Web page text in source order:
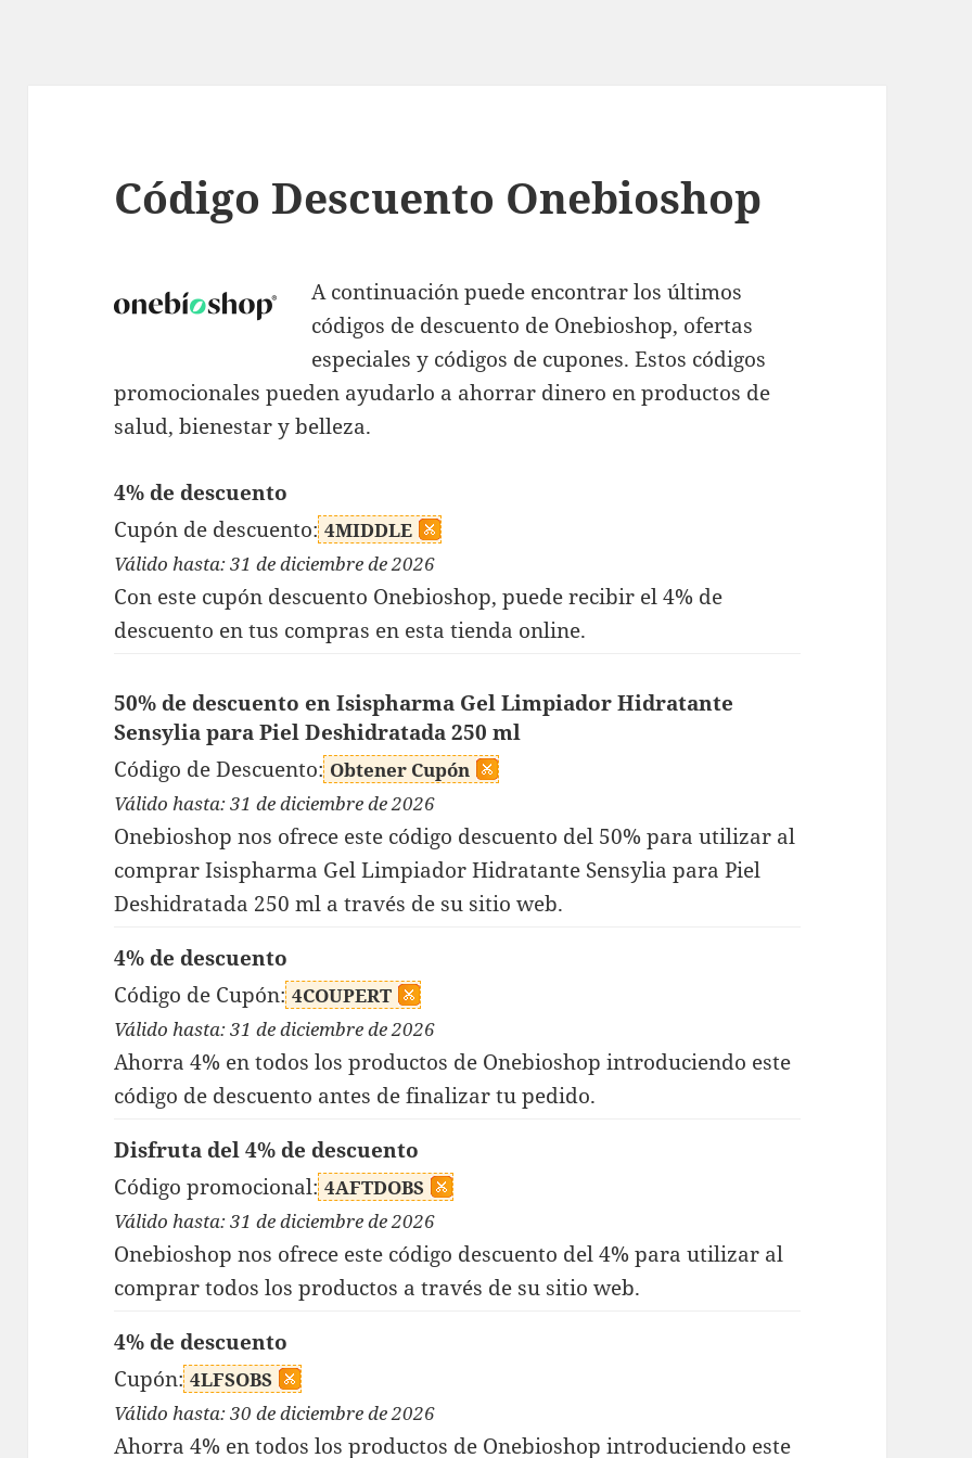
Código Descuento Onebioshop
A continuación puede encontrar los últimos
códigos de descuento de Onebioshop, ofertas
especiales y códigos de cupones. Estos códigos
promocionales pueden ayudarlo a ahorrar dinero en productos de
salud, bienestar y belleza.
4% de descuento
Cupón de descuento: 4MIDDLE
Válido hasta: 31 de diciembre de 2026
Con este cupón descuento Onebioshop, puede recibir el 4% de
descuento en tus compras en esta tienda online.
50% de descuento en Isispharma Gel Limpiador Hidratante
Sensylia para Piel Deshidratada 250 ml
Código de Descuento: Obtener Cupón
Válido hasta: 31 de diciembre de 2026
Onebioshop nos ofrece este código descuento del 50% para utilizar al
comprar Isispharma Gel Limpiador Hidratante Sensylia para Piel
Deshidratada 250 ml a través de su sitio web.
4% de descuento
Código de Cupón: 4COUPERT
Válido hasta: 31 de diciembre de 2026
Ahorra 4% en todos los productos de Onebioshop introduciendo este
código de descuento antes de finalizar tu pedido.
Disfruta del 4% de descuento
Código promocional: 4AFTDOBS
Válido hasta: 31 de diciembre de 2026
Onebioshop nos ofrece este código descuento del 4% para utilizar al
comprar todos los productos a través de su sitio web.
4% de descuento
Cupón: 4LFSOBS
Válido hasta: 30 de diciembre de 2026
Ahorra 4% en todos los productos de Onebioshop introduciendo este